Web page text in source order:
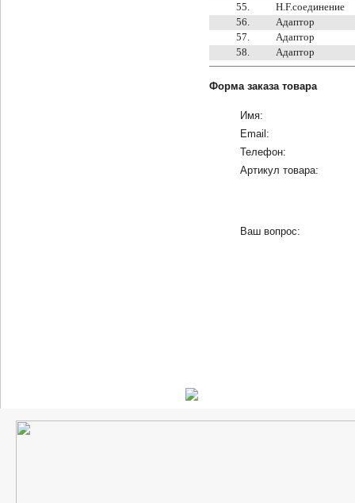
55.
H.F.соединение
56.
Адаптор
57.
Адаптор
58.
Адаптор
Форма заказа товара
Имя:
Email:
Телефон:
Артикул товара:
Ваш вопрос: